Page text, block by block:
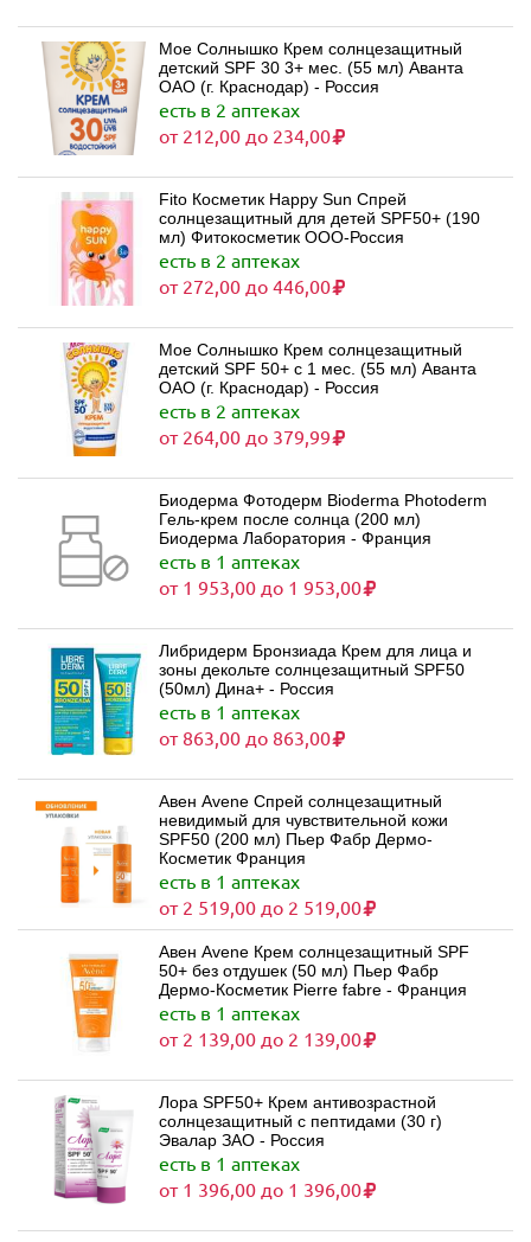
Мое Солнышко Крем солнцезащитный
детский SPF 30 3+ мес. (55 мл) Аванта
ОАО (г. Краснодар) - Россия
есть в 2 аптеках
от 212,00 до 234,00
Fito Косметик Happy Sun Спрей
солнцезащитный для детей SPF50+ (190
мл) Фитокосметик ООО-Россия
есть в 2 аптеках
от 272,00 до 446,00
Мое Солнышко Крем солнцезащитный
детский SPF 50+ с 1 мес. (55 мл) Аванта
ОАО (г. Краснодар) - Россия
есть в 2 аптеках
от 264,00 до 379,99
Биодерма Фотодерм Bioderma Photoderm
Гель-крем после солнца (200 мл)
Биодерма Лаборатория - Франция
есть в 1 аптеках
от 1 953,00 до 1 953,00
Либридерм Бронзиада Крем для лица и
зоны декольте солнцезащитный SPF50
(50мл) Дина+ - Россия
есть в 1 аптеках
от 863,00 до 863,00
Авен Avene Спрей солнцезащитный
невидимый для чувствительной кожи
SPF50 (200 мл) Пьер Фабр Дермо-
Косметик Франция
есть в 1 аптеках
от 2 519,00 до 2 519,00
Авен Avene Крем солнцезащитный SPF
50+ без отдушек (50 мл) Пьер Фабр
Дермо-Косметик Pierre fabre - Франция
есть в 1 аптеках
от 2 139,00 до 2 139,00
Лора SPF50+ Крем антивозрастной
солнцезащитный с пептидами (30 г)
Эвалар ЗАО - Россия
есть в 1 аптеках
от 1 396,00 до 1 396,00